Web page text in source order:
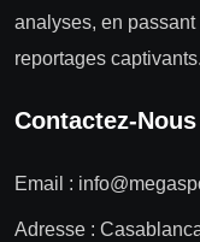
analyses, en
reportages captivants.
Contactez-Nous
Email :
Adresse :